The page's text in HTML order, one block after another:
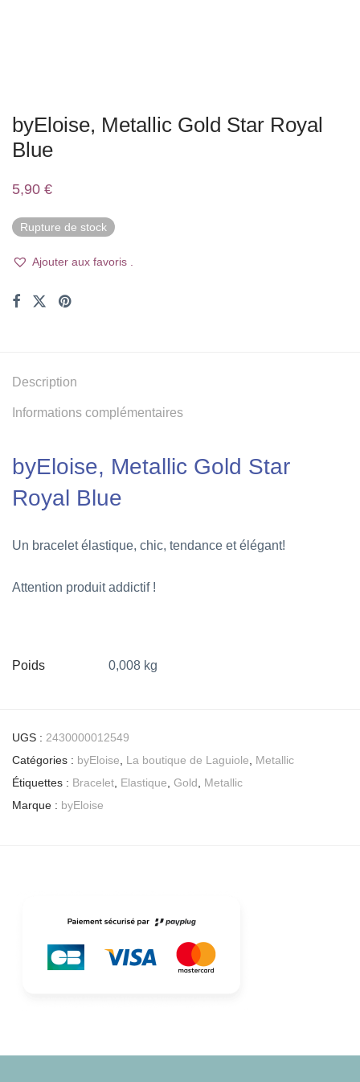
byEloise, Metallic Gold Star Royal
Blue
5,90 €
Rupture de stock
Ajouter aux favoris .
Description
Informations complémentaires
byEloise, Metallic Gold Star
Royal Blue
Un bracelet élastique, chic, tendance et élégant!
Attention produit addictif !
Poids 0,008 kg
UGS : 2430000012549
Catégories : byEloise La boutique de Laguiole
Metallic
Étiquettes : Bracelet Elastique Gold
Metallic
Marque : byEloise